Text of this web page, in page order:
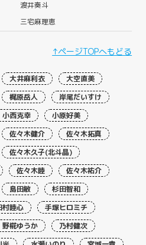
渡井奏斗
三宅麻理恵
↑ページTOPへもどる
大井麻利衣
大空直美
梶原岳人
岸尾だいすけ
小西克幸
小原好美
佐々木健介
佐々木拓真
佐々木久子(北斗晶)
佐々木睦
佐々木祐介
島田敏
杉田智和
村睦心
手塚ヒロミチ
野椛ゆうか
乃村健次